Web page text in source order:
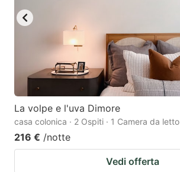
La volpe e l'uva Dimore
casa colonica · 2 Ospiti · 1 Camera da letto
216 € /notte
Vedi offerta